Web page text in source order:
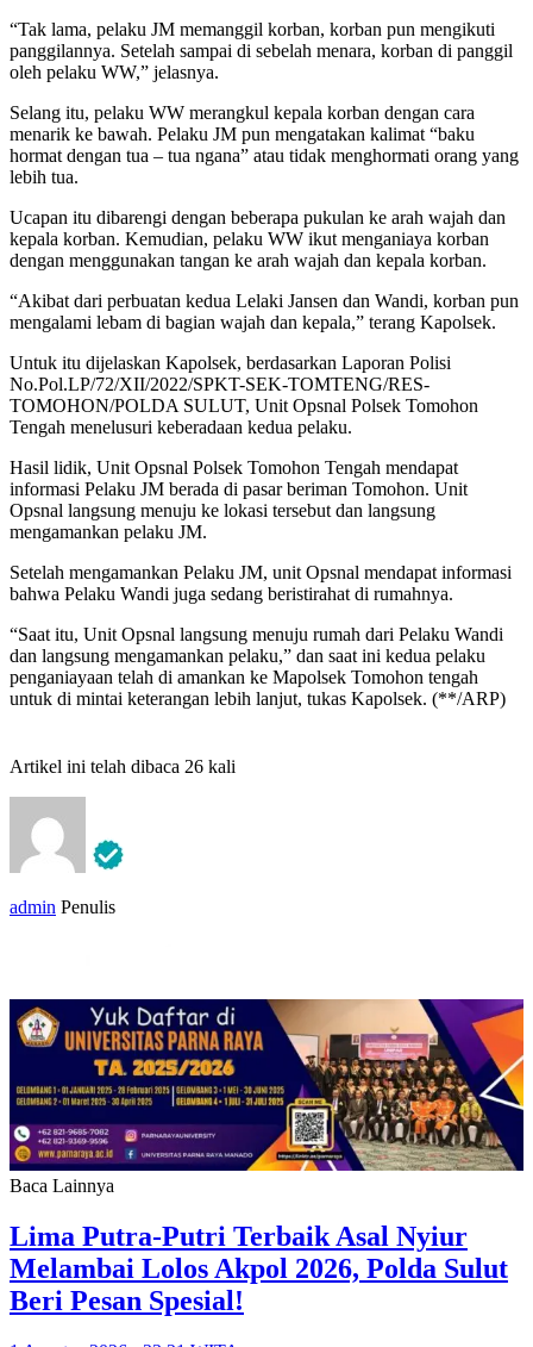
“Tak lama, pelaku JM memanggil korban, korban pun mengikuti
panggilannya. Setelah sampai di sebelah menara, korban di panggil
oleh pelaku WW,” jelasnya.
Selang itu, pelaku WW merangkul kepala korban dengan cara
menarik ke bawah. Pelaku JM pun mengatakan kalimat “baku
hormat dengan tua – tua ngana” atau tidak menghormati orang yang
lebih tua.
Ucapan itu dibarengi dengan beberapa pukulan ke arah wajah dan
kepala korban. Kemudian, pelaku WW ikut menganiaya korban
dengan menggunakan tangan ke arah wajah dan kepala korban.
“Akibat dari perbuatan kedua Lelaki Jansen dan Wandi, korban pun
mengalami lebam di bagian wajah dan kepala,” terang Kapolsek.
Untuk itu dijelaskan Kapolsek, berdasarkan Laporan Polisi
No.Pol.LP/72/XII/2022/SPKT-SEK-TOMTENG/RES-
TOMOHON/POLDA SULUT, Unit Opsnal Polsek Tomohon
Tengah menelusuri keberadaan kedua pelaku.
Hasil lidik, Unit Opsnal Polsek Tomohon Tengah mendapat
informasi Pelaku JM berada di pasar beriman Tomohon. Unit
Opsnal langsung menuju ke lokasi tersebut dan langsung
mengamankan pelaku JM.
Setelah mengamankan Pelaku JM, unit Opsnal mendapat informasi
bahwa Pelaku Wandi juga sedang beristirahat di rumahnya.
“Saat itu, Unit Opsnal langsung menuju rumah dari Pelaku Wandi
dan langsung mengamankan pelaku,” dan saat ini kedua pelaku
penganiayaan telah di amankan ke Mapolsek Tomohon tengah
untuk di mintai keterangan lebih lanjut, tukas Kapolsek. (**/ARP)
Artikel ini telah dibaca 26 kali
admin Penulis
Baca Lainnya
Lima Putra-Putri Terbaik Asal Nyiur
Melambai Lolos Akpol 2026, Polda Sulut
Beri Pesan Spesial!